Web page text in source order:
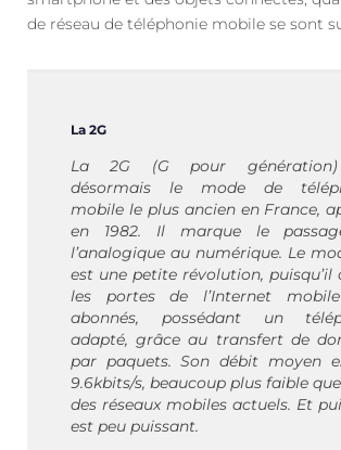
de réseau de téléphonie mobile se sont
La 2G
La 2G (G pour
désormais le mode de
mobile le plus ancien en France,
en 1982. Il marque le
l’analogique au numérique. Le
est une petite révolution, puisqu’il
les portes de l’Internet
abonnés, possédant un
adapté, grâce au transfert de
par paquets. Son débit moyen
9.6kbits/s, beaucoup plus faible
des réseaux mobiles actuels. Et
est peu puissant.